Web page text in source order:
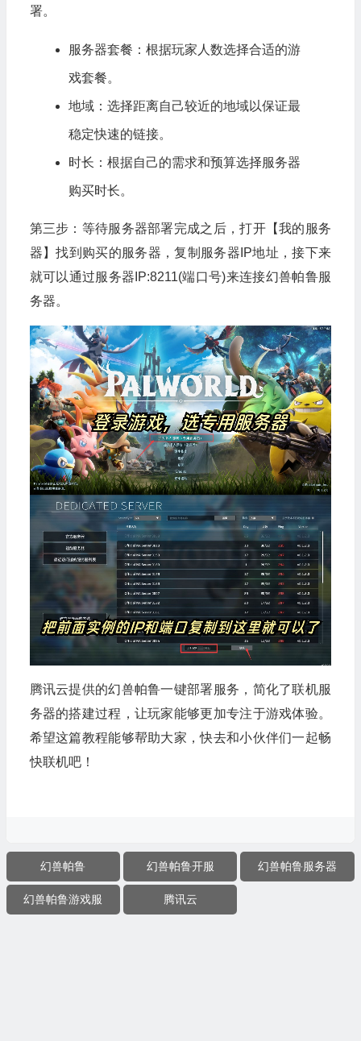
署。
服务器套餐：根据玩家人数选择合适的游
戏套餐。
地域：选择距离自己较近的地域以保证最
稳定快速的链接。
时长：根据自己的需求和预算选择服务器
购买时长。
第三步：等待服务器部署完成之后，打开【我的服务
器】找到购买的服务器，复制服务器IP地址，接下来
就可以通过服务器IP:8211(端口号)来连接幻兽帕鲁服
务器。
腾讯云提供的幻兽帕鲁一键部署服务，简化了联机服
务器的搭建过程，让玩家能够更加专注于游戏体验。
希望这篇教程能够帮助大家，快去和小伙伴们一起畅
快联机吧！
幻兽帕鲁 幻兽帕鲁开服 幻兽帕鲁服务器
幻兽帕鲁游戏服 腾讯云